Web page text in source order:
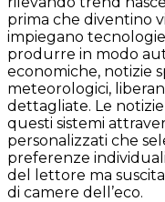
prima che diventino
impiegano
produrre in modo
economiche, notizie
meteorologici,
dettagliate. Le
questi sistemi
personalizzati che
preferenze
del lettore ma
di camere dell’eco.